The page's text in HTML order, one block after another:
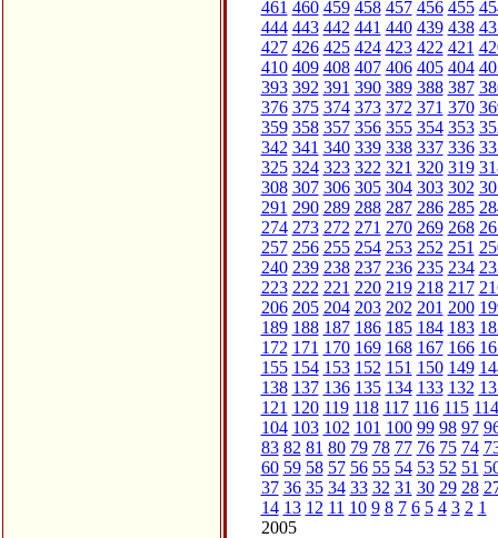
461 460 459 458 457 456 455
444 443 442 441 440 439 438
427 426 425 424 423 422 421
410 409 408 407 406 405 404
393 392 391 390 389 388 387
376 375 374 373 372 371 370
359 358 357 356 355 354 353
342 341 340 339 338 337 336
325 324 323 322 321 320 319
308 307 306 305 304 303 302
291 290 289 288 287 286 285
274 273 272 271 270 269 268
257 256 255 254 253 252 251
240 239 238 237 236 235 234
223 222 221 220 219 218 217
206 205 204 203 202 201 200
189 188 187 186 185 184 183
172 171 170 169 168 167 166
155 154 153 152 151 150 149
138 137 136 135 134 133 132
121 120 119 118 117 116 115 114
104 103 102 101 100 99 98 97
83 82 81 80 79 78 77 76 75 74
60 59 58 57 56 55 54 53 52 51
37 36 35 34 33 32 31 30 29 28
14 13 12 11 10 9 8 7 6 5 4 3 2 1
2005